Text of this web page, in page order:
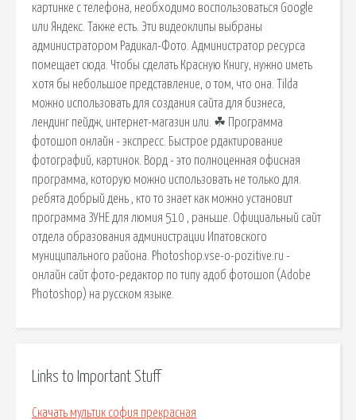
картинке с телефона, необходимо воспользоваться Google
или Яндекс. Также есть. Эти видеоклипы выбраны
администратором Радикал-Фото. Администратор ресурса
помещает сюда. Чтобы сделать Красную Книгу, нужно иметь
хотя бы небольшое представление, о том, что она. Tilda
можно использовать для создания сайта для бизнеса,
лендинг пейдж, интернет-магазин или. ☘ Программа
фотошоп онлайн - экспресс. Быстрое рдактирование
фотографий, картинок. Ворд - это полноценная офисная
программа, которую можно использовать не только для.
ребята добрый день , кто то знает как можно установит
программа ЗУНЕ для люмия 510 , раньше. Официальный сайт
отдела образования администрации Ипатовского
муниципального района. Photoshop.vse-o-pozitive.ru -
онлайн сайт фото-редактор по типу адоб фотошоп (Adobe
Photoshop) на русском языке.
Links to Important Stuff
Скачать мультик софия прекрасная